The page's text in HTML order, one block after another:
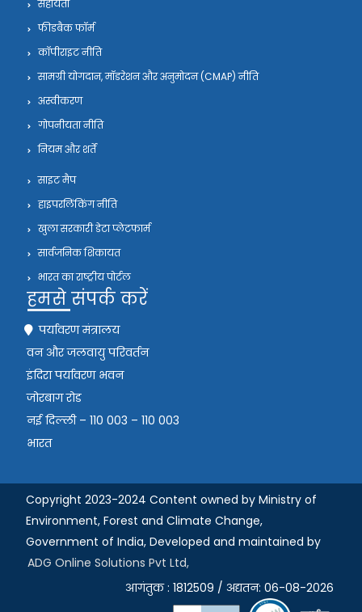
सहायता
फीडबैक फॉर्म
कॉपीराइट नीति
सामग्री योगदान, मॉडरेशन और अनुमोदन (CMAP) नीति
अस्वीकरण
गोपनीयता नीति
नियम और शर्तें
साइट मैप
हाइपरलिंकिंग नीति
खुला सरकारी डेटा प्लेटफार्म
सार्वजनिक शिकायत
भारत का राष्ट्रीय पोर्टल
हमसे संपर्क करें
पर्यावरण मंत्रालय
वन और जलवायु परिवर्तन
इंदिरा पर्यावरण भवन
जोरबाग रोड
नई दिल्ली – 110 003 – 110 003
भारत
Copyright 2023-2024 Content owned by Ministry of
Environment, Forest and Climate Change,
Government of India, Developed and maintained by
ADG Online Solutions Pvt Ltd,
आगंतुक : 1812509 / अद्यतन: 06-08-2026